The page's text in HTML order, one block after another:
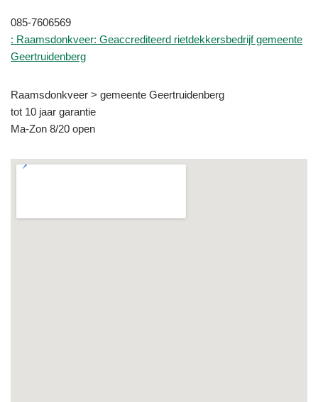
085-7606569
: Raamsdonkveer: Geaccrediteerd rietdekkersbedrijf gemeente
Geertruidenberg
Raamsdonkveer > gemeente Geertruidenberg
tot 10 jaar garantie
Ma-Zon 8/20 open